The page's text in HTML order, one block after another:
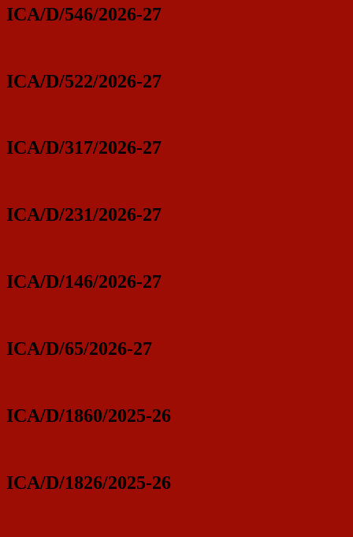
ICA/D/546/2026-27
ICA/D/522/2026-27
ICA/D/317/2026-27
ICA/D/231/2026-27
ICA/D/146/2026-27
ICA/D/65/2026-27
ICA/D/1860/2025-26
ICA/D/1826/2025-26